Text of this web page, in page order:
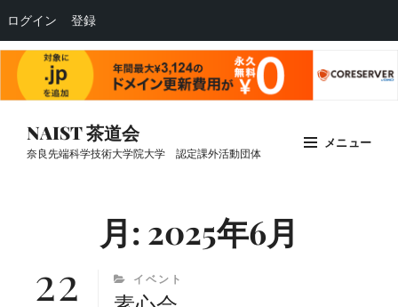
ログイン 登録
NAIST 茶道会
奈良先端科学技術大学院大学 認定課外活動団体
メニュー
月: 2025年6月
22 CATEGORIES
イベント